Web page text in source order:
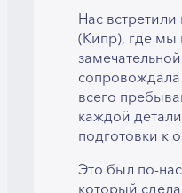
Нас
(Кипр), где мы
всего
каждой
подготовки к
Это был по-